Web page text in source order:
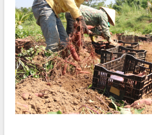
ĐIỂM TIN VĂN BẢN
QUY HOẠCH - KẾ HOẠCH